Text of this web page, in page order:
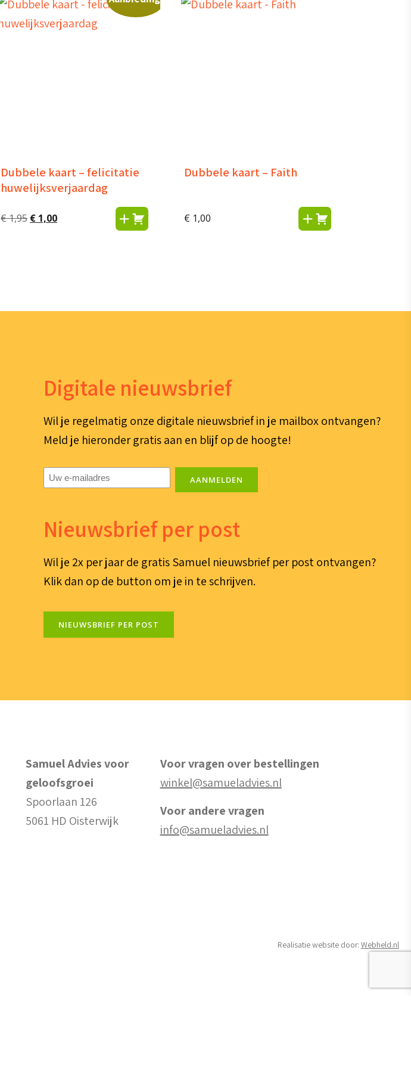
Dubbele kaart – felicitatie
huwelijksverjaardag
€1,95 Oorspronkelijke
€ 1,00Huidige
Dubbele kaart – Faith
€ 1,00
Digitale nieuwsbrief
Wil je regelmatig onze digitale nieuwsbrief in je mailbox ontvangen?
Meld je hieronder gratis aan en blijf op de hoogte!
E-
mailadres(Vereist)
AANMELDEN
Nieuwsbrief per post
Wil je 2x per jaar de gratis Samuel nieuwsbrief per post ontvangen?
Klik dan op de button om je in te schrijven.
NIEUWSBRIEF PER POST
Samuel Advies voor
geloofsgroei
Spoorlaan 126
5061 HD Oisterwijk
Voor vragen over bestellingen
winkel@samueladvies.nl
Voor andere vragen
info@samueladvies.nl
Realisatie website door: Webheld.nl